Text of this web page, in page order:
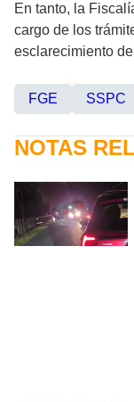
En tanto, la
cargo de los
esclarecimiento
FGE SSPC
NOTAS